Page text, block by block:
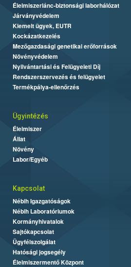
Élelmiszerlánc-biztonsági laborhálózat
Járványvédelem
Kiemelt ügyek, EUTR
Kockázatkezelés
Mezőgazdasági genetikai erőforrások
Növényvédelem
Nyilvántartási és Felügyeleti Díj
Rendszerszervezés és felügyelet
Termékpálya-ellenőrzés
Ügyintézés
Élelmiszer
Állat
Növény
Labor/Egyéb
Kapcsolat
Nébih Igazgatóságok
Nébih Laboratóriumok
Kormányhivatalok
Sajtókapcsolat
Ügyfélszolgálat
Hatósági jogsegély
Élelmiszermentő Központ